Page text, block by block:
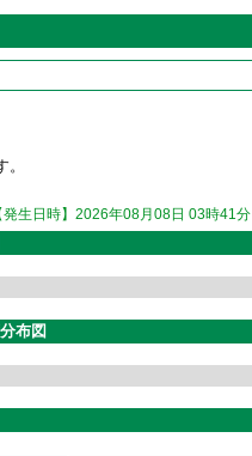
発生日時】2026年08月08日 03時41分
布図